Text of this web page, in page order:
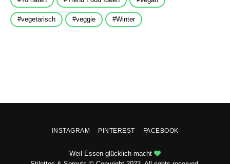
vegetarisch veggie Winter
INSTAGRAM PINTEREST FACEBOOK
Weil Essen glücklich macht